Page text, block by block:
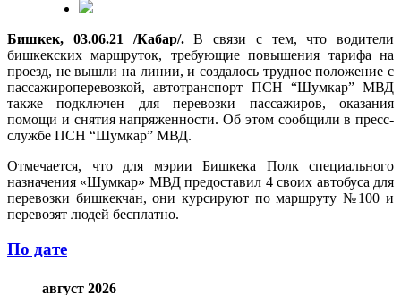
Бишкек, 03.06.21 /Кабар/.В связи с тем, что водители
бишкекских маршруток, требующие повышения тарифа на
проезд, не вышли на линии, и создалось трудное положение с
пассажироперевозкой, автотранспорт ПСН “Шумкар” МВД
также подключен для перевозки пассажиров, оказания
помощи и снятия напряженности. Об этом сообщили в пресс-
службе ПСН “Шумкар” МВД.
Отмечается, что для мэрии Бишкека Полк специального
назначения «Шумкар» МВД предоставил 4 своих автобуса для
перевозки бишкекчан, они курсируют по маршруту №100 и
перевозят людей бесплатно.
По дате
август 2026